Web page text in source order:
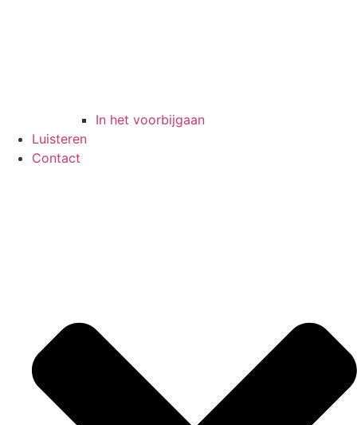
In het voorbijgaan
Luisteren
Contact